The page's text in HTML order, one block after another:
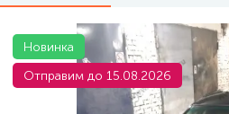
Новинка
Отправим до 15.08.2026